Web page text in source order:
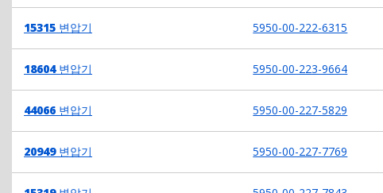
15315 변압기 5950-00-222-6315
18604변압기 5950-00-223-9664
44066 변압기 5950-00-227-5829
20949변압기 5950-00-227-7769